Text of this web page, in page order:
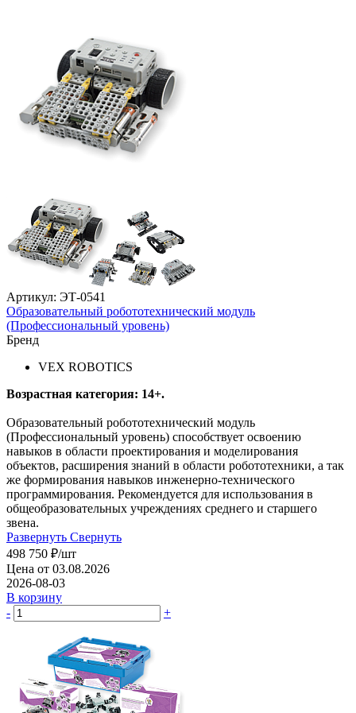
Артикул: ЭТ-0541
Образовательный робототехнический модуль
(Профессиональный уровень)
Бренд
VEX ROBOTICS
Возрастная категория: 14+.
Образовательный робототехнический модуль
(Профессиональный уровень) способствует освоению
навыков в области проектирования и моделирования
объектов, расширения знаний в области робототехники, а так
же формирования навыков инженерно-технического
программирования. Рекомендуется для использования в
общеобразовательных учреждениях среднего и старшего
звена.
Развернуть Свернуть
498 750 ₽/шт
Цена от 03.08.2026
2026-08-03
В корзину
-
+